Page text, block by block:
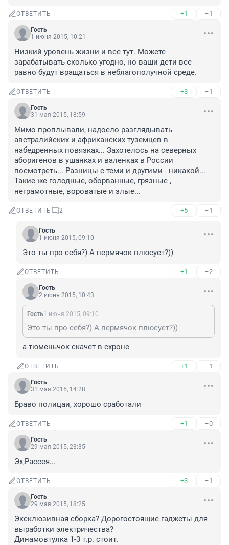
ОТВЕТИТЬ +1 –1
Гость
1 июня 2015, 10:21
Низкий уровень жизни и все тут. Можете
зарабатывать сколько угодно, но ваши дети все
равно будут вращаться в неблагополучной среде.
ОТВЕТИТЬ +3 –1
Гость
31 мая 2015, 18:59
Мимо проплывали, надоело разглядывать
австралийских и африканских туземцев в
набедренных повязках... Захотелось на северных
аборигенов в ушанках и валенках в России
посмотреть... Разницы с теми и другими - никакой...
Такие же голодные, оборванные, грязные ,
неграмотные, вороватые и злые...
ОТВЕТИТЬ 2 +5 –1
Гость
1 июня 2015, 09:10
Это ты про себя?) А пермячок плюсует?))
ОТВЕТИТЬ +1 –2
Гость
2 июня 2015, 10:43
Гость1 июня 2015, 09:10
Это ты про себя?) А пермячок плюсует?))
а тюменьчок скачет в схроне
ОТВЕТИТЬ +1 –1
Гость
31 мая 2015, 14:28
Браво полицаи, хорошо сработали
ОТВЕТИТЬ +1 –0
Гость
29 мая 2015, 23:35
Эх,Рассея...
ОТВЕТИТЬ +3 –1
Гость
29 мая 2015, 18:25
Эксклюзивная сборка? Дорогостоящие гаджеты для
выработки электричества?
Динамовтулка 1-3 т.р. стоит.